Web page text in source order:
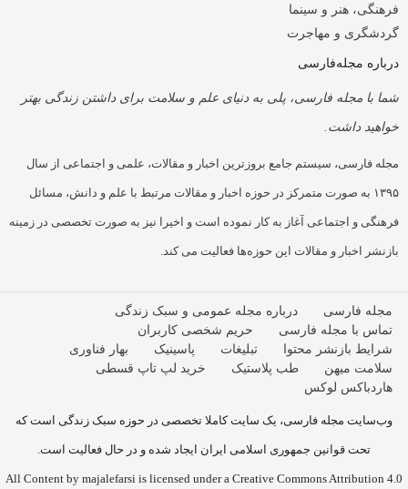
فرهنگی، هنر و سینما
گردشگری و مهاجرت
درباره مجله‌فارسی
شما با مجله فارسی، پلی به دنیای علم و سلامت برای داشتن زندگی بهتر
خواهید داشت.
مجله فارسی، سیستم جامع بروزترین اخبار و مقالات، علمی و اجتماعی از سال
۱۳۹۵ به صورت متمرکز در حوزه اخبار و مقالات مرتبط با علم و دانش، مسائل
فرهنگی و اجتماعی آغاز به کار نموده است و اخیرا نیز به صورت تخصصی در زمینه
بازنشر اخبار و مقالات این حوزه‌ها فعالیت می کند.
مجله فارسی
درباره مجله عمومی و سبک زندگی
تماس با مجله فارسی
حریم شخصی کاربران
شرایط بازنشر محتوا
تبلیغات پاسینیک
بهار فناوری
سلامت میهن
طب پلاستیک
خرید لپ تاپ قسطی
هاردباکس لوکس
وب‌سایت مجله فارسی، یک سایت کاملا تخصصی در حوزه سبک زندگی است که
تحت قوانین جمهوری اسلامی ایران ایجاد شده و در حال فعالیت است.
All Content by majalefarsi is licensed under a Creative Commons Attribution 4.0